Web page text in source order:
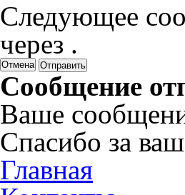
Следующее
через .
Отмена
Сообщение
Ваше
Спасибо за
Главная